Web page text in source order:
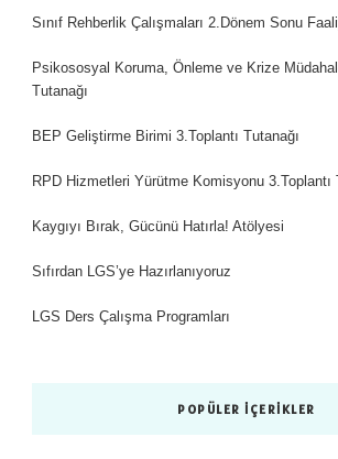
Sınıf Rehberlik Çalışmaları 2.Dönem Sonu
Psikososyal Koruma, Önleme ve Krize
Tutanağı
BEP Geliştirme Birimi 3.Toplantı Tutanağı
RPD Hizmetleri Yürütme Komisyonu 3.Toplantı
Kaygıyı Bırak, Gücünü Hatırla! Atölyesi
Sıfırdan LGS’ye Hazırlanıyoruz
LGS Ders Çalışma Programları
POPÜLER İÇERIKLER